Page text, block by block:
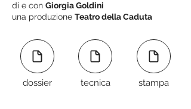
di e con Giorgia Goldini
una produzione Teatro della Caduta
dossier tecnica stampa